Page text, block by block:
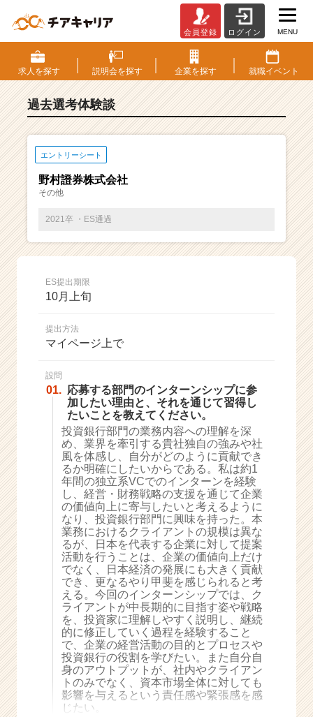
S・
選
考
験
ベ
ー・
成
ス
ト
が
届
く
就
活
サ
イ
ト
チ
ア
キ
ャ
リ
ア
（C
h
e
e
r
C
a
会員登録 ログイン MENU
求人を探す 説明会を探す 企業を探す 就職イベント
過去選考体験談
エントリーシート
野村證券株式会社
その他
2021卒 ・ES通過
ES提出期限
10月上旬
提出方法
マイページ上で
設問
01. 応募する部門のインターンシップに参
加したい理由と、それを通じて習得し
たいことを教えてください。
投資銀行部門の業務内容への理解を深
め、業界を牽引する貴社独自の強みや社
風を体感し、自分がどのように貢献でき
るか明確にしたいからである。私は約1
年間の独立系VCでのインターンを経験
し、経営・財務戦略の支援を通じて企業
の価値向上に寄与したいと考えるように
なり、投資銀行部門に興味を持った。本
業務におけるクライアントの規模は異な
るが、日本を代表する企業に対して提案
活動を行うことは、企業の価値向上だけ
でなく、日本経済の発展にも大きく貢献
でき、更なるやり甲斐を感じられると考
える。今回のインターンシップでは、ク
ライアントが中長期的に目指す姿や戦略
を、投資家に理解しやすく説明し、継続
的に修正していく過程を経験すること
で、企業の経営活動の目的とプロセスや
投資銀行の役割を学びたい。また自分自
身のアウトプットが、社内やクライアン
トのみでなく、資本市場全体に対しても
影響を与えるという責任感や緊張感を感
じたい。